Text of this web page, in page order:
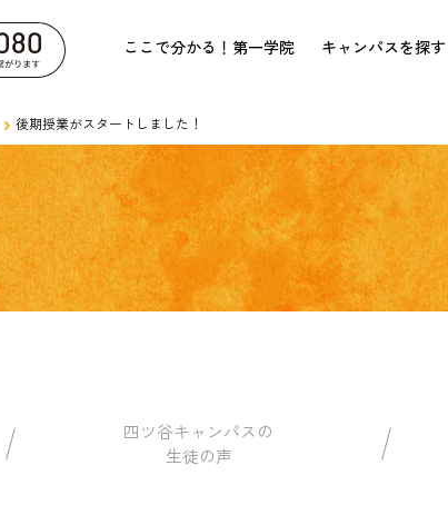
ここで分かる！第一学院 キャンパスを探す
後期授業がスタートしました！
四ツ谷キャンパスの
生徒の声